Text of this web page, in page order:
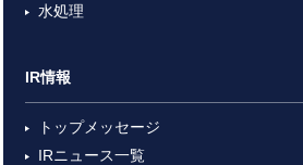
水処理
IR情報
トップメッセージ
IRニュース一覧